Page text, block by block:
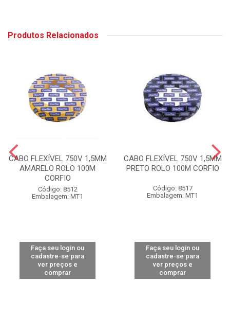
Produtos Relacionados
CABO FLEXÍVEL 750V 1,5MM
AMARELO ROLO 100M
CORFIO
Código: 8512
Embalagem: MT1
Faça seu login ou
cadastre-se para
ver preços e
comprar
CABO FLEXÍVEL 750V 1,5MM
PRETO ROLO 100M CORFIO
Código: 8517
Embalagem: MT1
Faça seu login ou
cadastre-se para
ver preços e
comprar